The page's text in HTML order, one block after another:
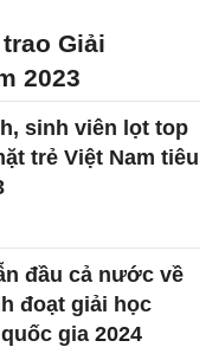
Giải
2023
sinh viên lọt top
trẻ Việt Nam tiêu
đầu cả nước về
đoạt giải học
gia 2024